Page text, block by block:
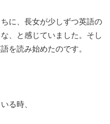
に、長女が少しずつ英語の
、と感じていました。そし
を読み始めたのです。
る時、